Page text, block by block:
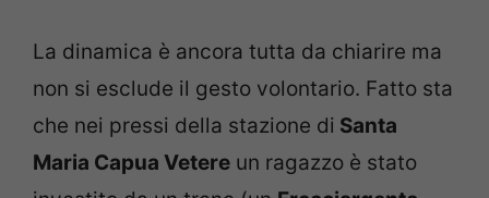
La dinamica è ancora tutta da chiarire ma
non si esclude il gesto volontario. Fatto sta
che nei pressi della stazione di Santa
Maria Capua Vetere un ragazzo è stato